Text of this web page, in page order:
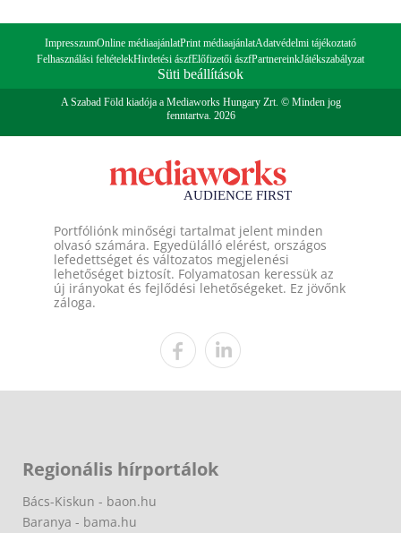
ImpresszumOnline médiaajánlatPrint médiaajánlatAdatvédelmi tájékoztató
Felhasználási feltételekHirdetési ászfElőfizetői ászfPartnereinkJátékszabályzat
Süti beállítások
A Szabad Föld kiadója a Mediaworks Hungary Zrt. © Minden jog
fenntartva. 2026
Portfóliónk minőségi tartalmat jelent minden
olvasó számára. Egyedülálló elérést, országos
lefedettséget és változatos megjelenési
lehetőséget biztosít. Folyamatosan keressük az
új irányokat és fejlődési lehetőségeket. Ez jövőnk
záloga.
Regionális hírportálok
Bács-Kiskun - baon.hu
Baranya - bama.hu